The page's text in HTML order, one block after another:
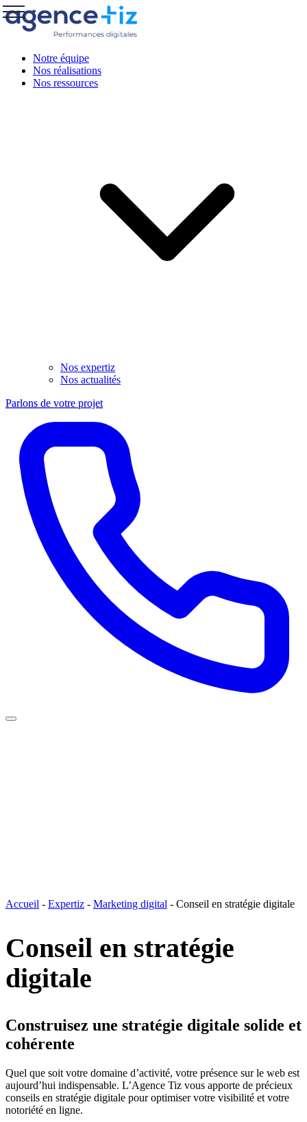
Notre équipe
Nos réalisations
Nos ressources
Nos expertiz
Nos actualités
Parlons de votre projet
Accueil - Expertiz - Marketing digital - Conseil en stratégie digitale
Conseil en stratégie
digitale
Construisez une stratégie digitale solide et
cohérente
Quel que soit votre domaine d’activité, votre présence sur le web est
aujourd’hui indispensable. L’Agence Tiz vous apporte de précieux
conseils en stratégie digitale pour optimiser votre visibilité et votre
notoriété en ligne.